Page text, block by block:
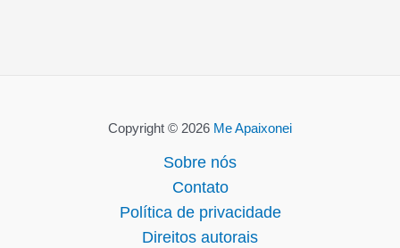
Copyright © 2026 Me Apaixonei
Sobre nós
Contato
Política de privacidade
Direitos autorais